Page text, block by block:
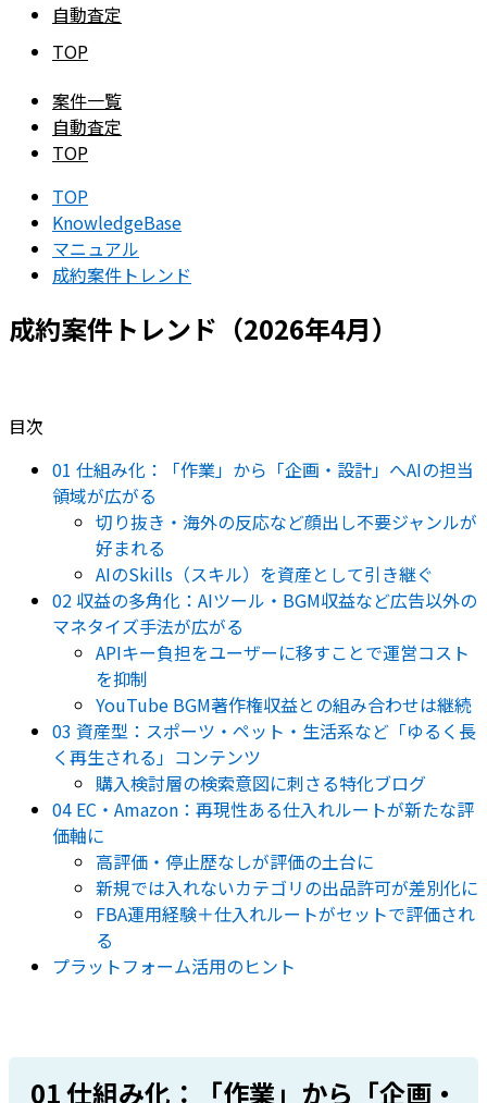
自動査定
TOP
案件一覧
自動査定
TOP
TOP
KnowledgeBase
マニュアル
成約案件トレンド
成約案件トレンド（2026年4月）
目次
01 仕組み化：「作業」から「企画・設計」へAIの担当
領域が広がる
切り抜き・海外の反応など顔出し不要ジャンルが
好まれる
AIのSkills（スキル）を資産として引き継ぐ
02 収益の多角化：AIツール・BGM収益など広告以外の
マネタイズ手法が広がる
APIキー負担をユーザーに移すことで運営コスト
を抑制
YouTube BGM著作権収益との組み合わせは継続
03 資産型：スポーツ・ペット・生活系など「ゆるく長
く再生される」コンテンツ
購入検討層の検索意図に刺さる特化ブログ
04 EC・Amazon：再現性ある仕入れルートが新たな評
価軸に
高評価・停止歴なしが評価の土台に
新規では入れないカテゴリの出品許可が差別化に
FBA運用経験＋仕入れルートがセットで評価され
る
プラットフォーム活用のヒント
01 仕組み化：「作業」から「企画・